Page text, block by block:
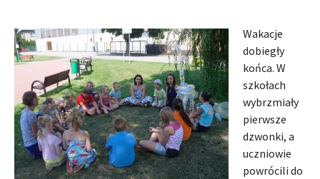
Wakacje
dobiegły
końca. W
szkołach
wybrzmiały
pierwsze
dzwonki, a
uczniowie
powrócili do